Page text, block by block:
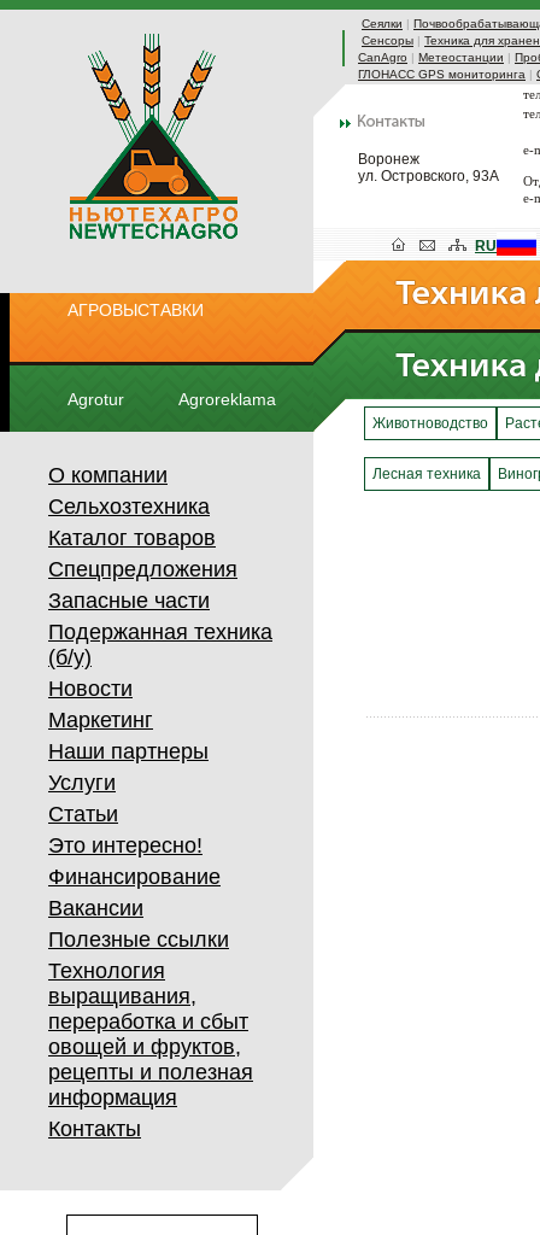
Сеялки |
Сенсоры | Техника для
CanAgro | Метеостанции |
ГЛОНАСС GPS мониторинга |
Воронеж
ул. Островского, 93А
e-
e-
АГРОВЫСТАВКИ
Agrotur Agroreklama
RU
О компании
Сельхозтехника
Каталог товаров
Спецпредложения
Запасные части
Подержанная техника
(б/у)
Новости
Маркетинг
Наши партнеры
Услуги
Статьи
Это интересно!
Финансирование
Вакансии
Полезные ссылки
Технология
выращивания,
переработка и сбыт
овощей и фруктов,
рецепты и полезная
информация
Контакты
Животноводство
Лесная техника